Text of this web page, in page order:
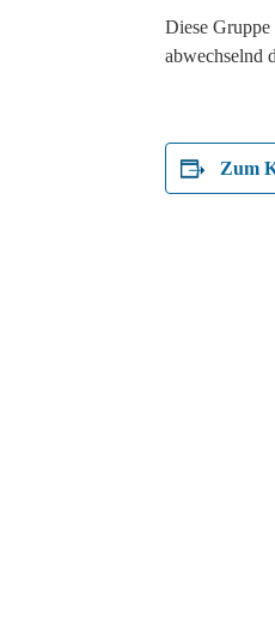
Diese
abwechselnd
Zum